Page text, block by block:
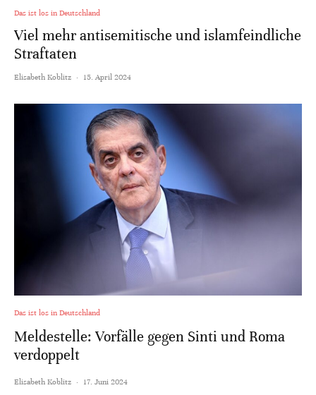
Das ist los in Deutschland
Viel mehr antisemitische und islamfeindliche
Straftaten
Elisabeth Koblitz · 15. April 2024
Das ist los in Deutschland
Meldestelle: Vorfälle gegen Sinti und Roma
verdoppelt
Elisabeth Koblitz · 17. Juni 2024